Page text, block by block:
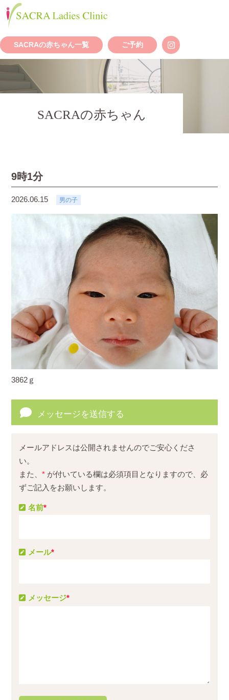
SACRAの赤ちゃん一覧 ご予約
SACRAの赤ちゃん
9時1分
2026.06.15 男の子
3862ｇ
メッセージを送信する
メールアドレスは公開されませんのでご安心くださ
い。
また、* が付いている欄は必須項目となりますので、必
ずご記入をお願いします。
メッセージ*
名前*
メール*